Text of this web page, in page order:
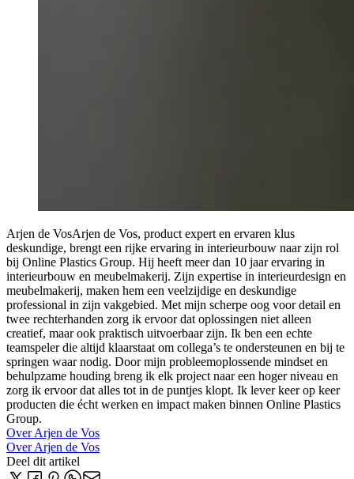
Arjen de VosArjen de Vos, product expert en ervaren klus
deskundige, brengt een rijke ervaring in interieurbouw naar zijn rol
bij Online Plastics Group. Hij heeft meer dan 10 jaar ervaring in
interieurbouw en meubelmakerij. Zijn expertise in interieurdesign en
meubelmakerij, maken hem een veelzijdige en deskundige
professional in zijn vakgebied. Met mijn scherpe oog voor detail en
twee rechterhanden zorg ik ervoor dat oplossingen niet alleen
creatief, maar ook praktisch uitvoerbaar zijn. Ik ben een echte
teamspeler die altijd klaarstaat om collega’s te ondersteunen en bij te
springen waar nodig. Door mijn probleemoplossende mindset en
behulpzame houding breng ik elk project naar een hoger niveau en
zorg ik ervoor dat alles tot in de puntjes klopt. Ik lever keer op keer
producten die écht werken en impact maken binnen Online Plastics
Group.
Over Arjen de Vos
Over Arjen de Vos
Deel dit artikel